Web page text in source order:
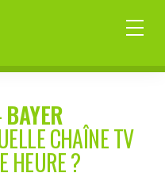
BAYER
CHAÎNE TV
HEURE ?